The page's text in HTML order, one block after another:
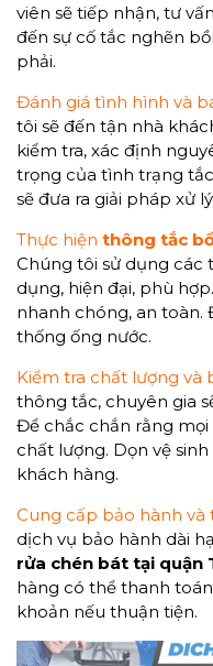
viên sẽ tiếp nhận, tư
đến sự cố tắc nghẽn
phải.
Đánh giá tình hình và
tôi sẽ đến tận nhà
kiểm tra, xác định
trọng của tình trạng
sẽ đưa ra giải pháp xử
Thực hiện thông tắc
Chúng tôi sử dụng các
dụng, hiện đại, phù
nhanh chóng, an
thống ống nước.
Kiểm tra chất lượng và
thông tắc, chuyên gia
Để chắc chắn rằng
chất lượng. Dọn vệ
khách hàng.
Cung cấp bảo hành và
dịch vụ bảo hành dài
rửa chén bát tại quận
hàng có thể thanh
khoản nếu thuận tiện.